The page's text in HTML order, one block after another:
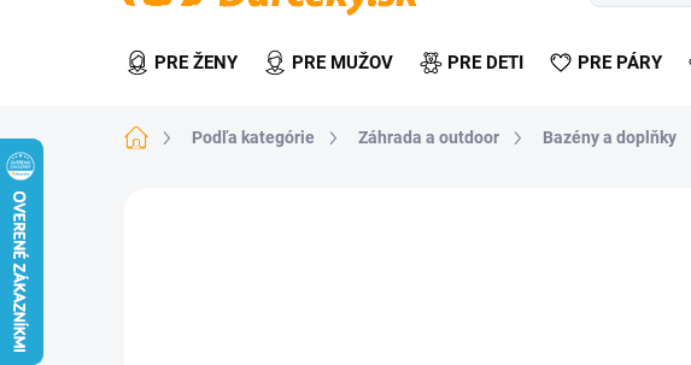
PRE ŽENY PRE MUŽOV PRE DETI PRE PÁRY
DomovPodľa kategórie Záhrada a outdoor Bazény a doplňky